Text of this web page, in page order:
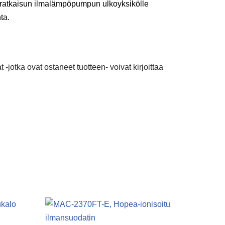
ilmalämpöpumpun ulkoyksikölle
-jotka ovat ostaneet tuotteen- voivat kirjoittaa